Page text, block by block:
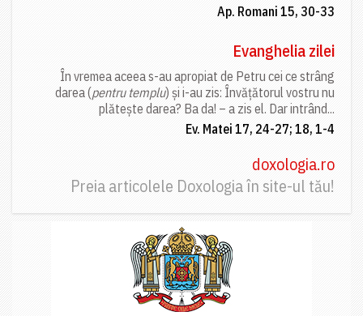
Ap. Romani 15, 30-33
Evanghelia zilei
În vremea aceea s-au apropiat de Petru cei ce strâng
darea (pentru templu) și i-au zis: Învățătorul vostru nu
plătește darea? Ba da! – a zis el. Dar intrând...
Ev. Matei 17, 24-27; 18, 1-4
doxologia.ro
Preia articolele Doxologia în site-ul tău!